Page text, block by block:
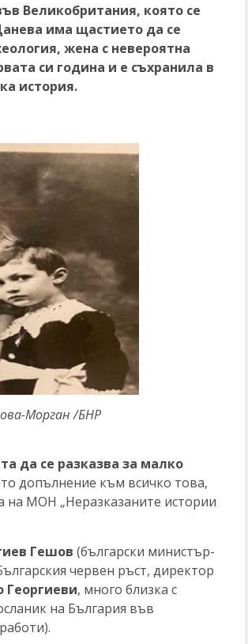
Великобритания, която се
има щастието да се
жена с невероятна
си година и е съхранила в
история.
Морган /БНР
да се разказва за малко
допълнение към всичко това,
на МОН „Неразказаните истории
Гешов (български министър-
червен ръст, директор
Георгиеви, много близка с
на България във